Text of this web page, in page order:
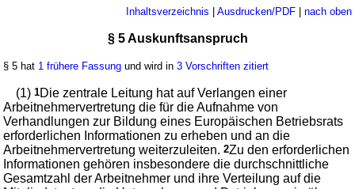
Inhaltsverzeichnis Ausdrucken/PDF| nach oben
§ 5 Auskunftsanspruch
§ 5 hat 1 frühere Fassung und wird in3 Vorschriften zitiert
(1)1Die zentrale Leitung hat auf Verlangen einer
Arbeitnehmervertretung die für die Aufnahme von
Verhandlungen zur Bildung eines Europäischen Betriebsrats
erforderlichen Informationen zu erheben und an die
Arbeitnehmervertretung weiterzuleiten.2Zu den erforderlichen
Informationen gehören insbesondere die durchschnittliche
Gesamtzahl der Arbeitnehmer und ihre Verteilung auf die